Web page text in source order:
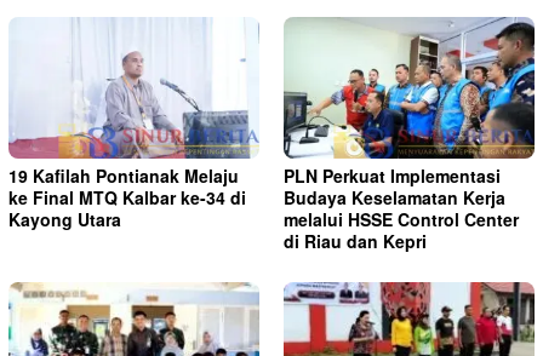
19 Kafilah Pontianak Melaju
ke Final MTQ Kalbar ke-34 di
Kayong Utara
PLN Perkuat Implementasi
Budaya Keselamatan Kerja
melalui HSSE Control Center
di Riau dan Kepri